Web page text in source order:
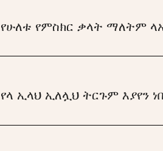
የሁለቱ የምስክር ቃላት ማለትም
የላ ኢላህ ኢለሏህ ትርጉም